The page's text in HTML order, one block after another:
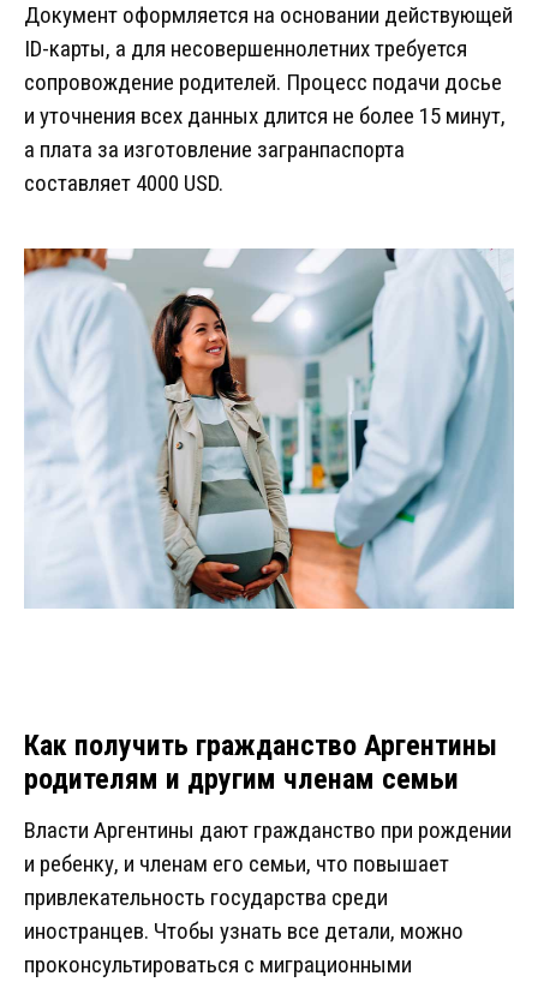
Документ оформляется на основании действующей
ID-карты, а для несовершеннолетних требуется
сопровождение родителей. Процесс подачи досье
и уточнения всех данных длится не более 15 минут,
а плата за изготовление загранпаспорта
составляет 4000 USD.
Как получить гражданство Аргентины
родителям и другим членам семьи
Власти Аргентины дают гражданство при рождении
и ребенку, и членам его семьи, что повышает
привлекательность государства среди
иностранцев. Чтобы узнать все детали, можно
проконсультироваться с миграционными